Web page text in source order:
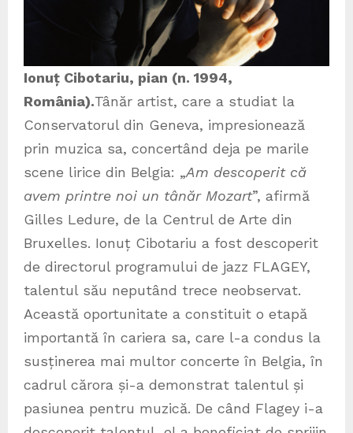
Ionuț Cibotariu, pian (n. 1994,
România).Tânăr artist, care a studiat la
Conservatorul din Geneva, impresionează
prin muzica sa, concertând deja pe marile
scene lirice din Belgia: „Am descoperit că
avem printre noi un tânăr Mozart”, afirmă
Gilles Ledure, de la Centrul de Arte din
Bruxelles. Ionuț Cibotariu a fost descoperit
de directorul programului de jazz FLAGEY,
talentul său neputând trece neobservat.
Această oportunitate a constituit o etapă
importantă în cariera sa, care l-a condus la
susținerea mai multor concerte în Belgia, în
cadrul cărora și-a demonstrat talentul și
pasiunea pentru muzică. De când Flagey i-a